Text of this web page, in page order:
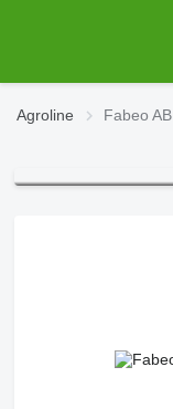
Agroline Fabeo AB